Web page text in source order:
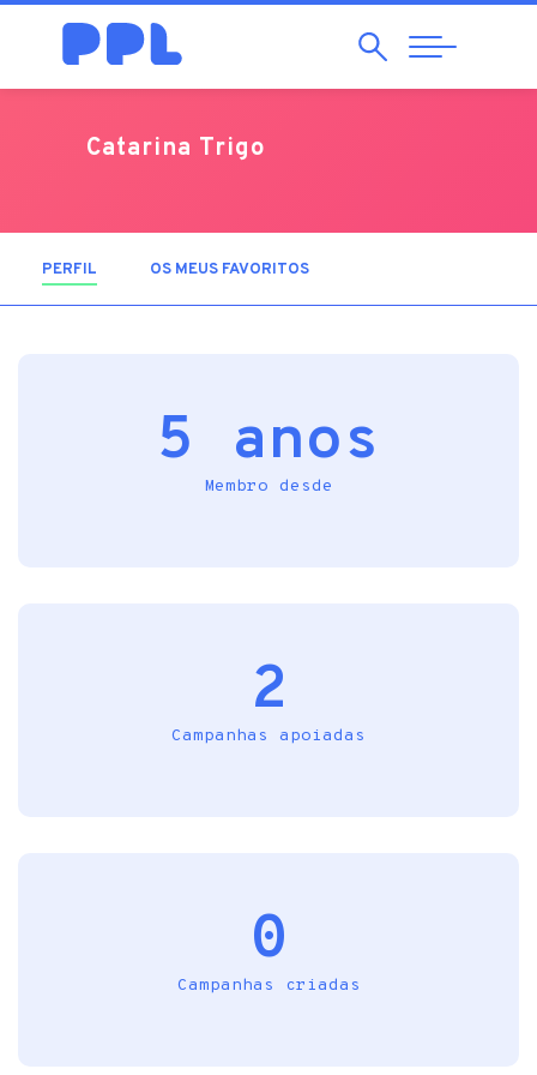
Pesquisar
Abrir
Navegação
Catarina Trigo
PERFIL (SEPARADOR ATIVO)
OS MEUS FAVORITOS
5 anos
Membro desde
2
Campanhas apoiadas
0
Campanhas criadas